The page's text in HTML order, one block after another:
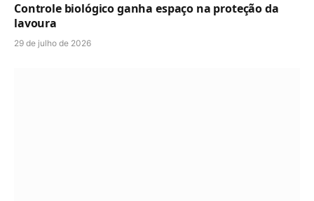
Controle biológico ganha espaço na proteção da
lavoura
29 de julho de 2026